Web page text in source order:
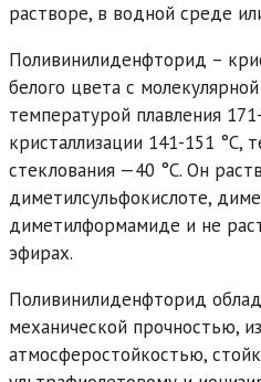
растворе, в водной среде
Поливинилиденфторид –
белого цвета с
температурой плавления
кристаллизации 141-151 °С,
стеклования —40 °С. Он
диметилсульфокислоте,
диметилформамиде и не
эфирах.
Поливинилиденфторид
механической прочностью,
атмосферостойкостью,